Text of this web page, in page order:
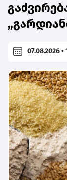
07.08.2026 •